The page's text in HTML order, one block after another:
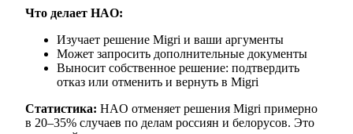
Что делает HAO:
Изучает решение Migri и ваши аргументы
Может запросить дополнительные документы
Выносит собственное решение: подтвердить
отказ или отменить и вернуть в Migri
Статистика: HAO отменяет решения Migri примерно
в 20–35% случаев по делам россиян и белорусов. Это